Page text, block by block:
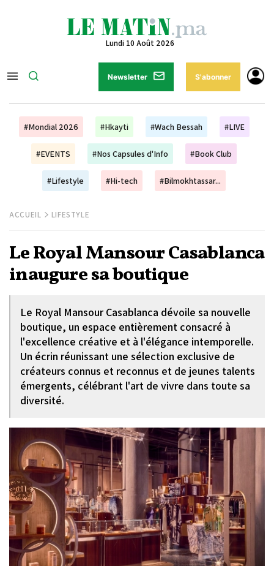
Lundi 10 Août 2026
Newsletter S'abonner
#Mondial 2026 #Hkayti #Wach Bessah #LIVE
#EVENTS #Nos Capsules d'Info #Book Club
#Lifestyle #Hi-tech #Bilmokhtassar...
ACCUEIL LIFESTYLE
Le Royal Mansour Casablanca
inaugure sa boutique
Le Royal Mansour Casablanca dévoile sa nouvelle
boutique, un espace entièrement consacré à
l'excellence créative et à l'élégance intemporelle.
Un écrin réunissant une sélection exclusive de
créateurs connus et reconnus et de jeunes talents
émergents, célébrant l'art de vivre dans toute sa
diversité.